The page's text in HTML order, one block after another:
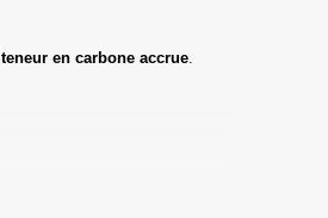
teneur en carbone accrue.